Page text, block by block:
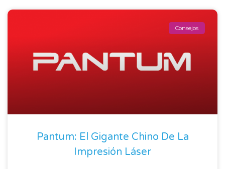
Consejos
Pantum: El Gigante Chino De La
Impresión Láser